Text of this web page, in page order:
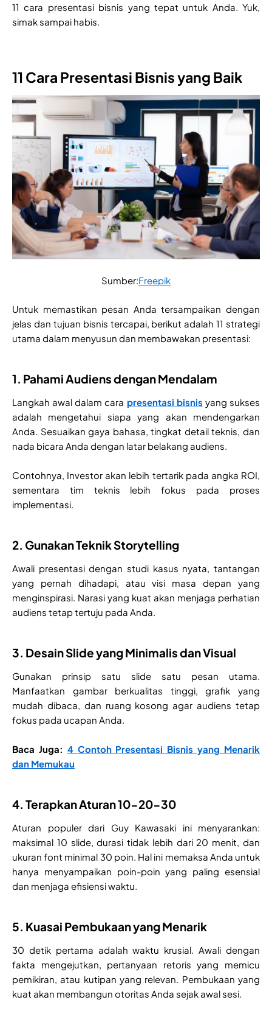
11 cara presentasi bisnis yang tepat untuk Anda. Yuk,
simak sampai habis.
11 Cara Presentasi Bisnis yang Baik
Sumber:Freepik
Untuk memastikan pesan Anda tersampaikan dengan
jelas dan tujuan bisnis tercapai, berikut adalah 11 strategi
utama dalam menyusun dan membawakan presentasi:
1. Pahami Audiens dengan Mendalam
Langkah awal dalam cara presentasi bisnis yang sukses
adalah mengetahui siapa yang akan mendengarkan
Anda. Sesuaikan gaya bahasa, tingkat detail teknis, dan
nada bicara Anda dengan latar belakang audiens.
Contohnya, Investor akan lebih tertarik pada angka ROI,
sementara tim teknis lebih fokus pada proses
implementasi.
2. Gunakan Teknik Storytelling
Awali presentasi dengan studi kasus nyata, tantangan
yang pernah dihadapi, atau visi masa depan yang
menginspirasi. Narasi yang kuat akan menjaga perhatian
audiens tetap tertuju pada Anda.
3. Desain Slide yang Minimalis dan Visual
Gunakan prinsip satu slide satu pesan utama.
Manfaatkan gambar berkualitas tinggi, grafik yang
mudah dibaca, dan ruang kosong agar audiens tetap
fokus pada ucapan Anda.
Baca Juga: 4 Contoh Presentasi Bisnis yang Menarik
dan Memukau
4. Terapkan Aturan 10-20-30
Aturan populer dari Guy Kawasaki ini menyarankan:
maksimal 10 slide, durasi tidak lebih dari 20 menit, dan
ukuran font minimal 30 poin. Hal ini memaksa Anda untuk
hanya menyampaikan poin-poin yang paling esensial
dan menjaga efisiensi waktu.
5. Kuasai Pembukaan yang Menarik
30 detik pertama adalah waktu krusial. Awali dengan
fakta mengejutkan, pertanyaan retoris yang memicu
pemikiran, atau kutipan yang relevan. Pembukaan yang
kuat akan membangun otoritas Anda sejak awal sesi.